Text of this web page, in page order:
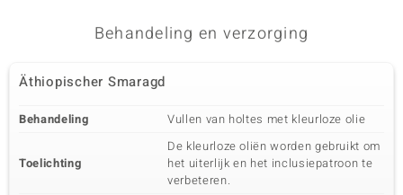
Behandeling en verzorging
Äthiopischer Smaragd
Behandeling Vullen van holtes met kleurloze olie
Toelichting
De kleurloze oliën worden gebruikt om
het uiterlijk en het inclusiepatroon te
verbeteren.